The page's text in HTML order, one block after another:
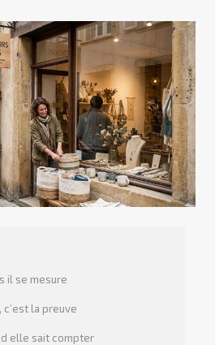
il se mesure
la preuve
elle sait compter